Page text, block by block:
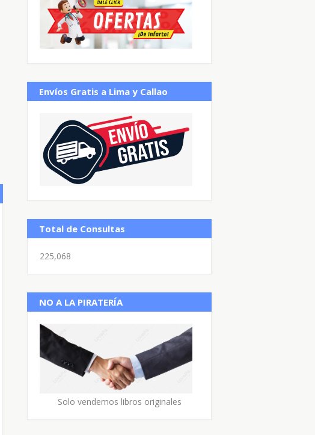
Envíos Gratis a Lima y Callao
Total de Consultas
225,068
NO A LA PIRATERÍA
Solo vendemos libros originales